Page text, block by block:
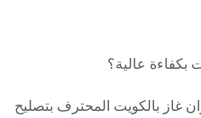
عالية؟
غاز بالكويت المحترف بتصليح